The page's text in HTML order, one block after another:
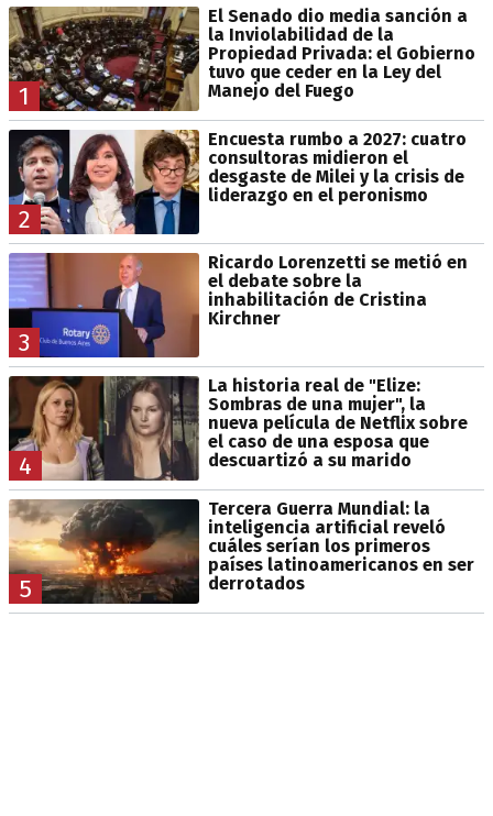
1
El Senado dio media sanción a
la Inviolabilidad de la
Propiedad Privada: el Gobierno
tuvo que ceder en la Ley del
Manejo del Fuego
2
Encuesta rumbo a 2027: cuatro
consultoras midieron el
desgaste de Milei y la crisis de
liderazgo en el peronismo
3
Ricardo Lorenzetti se metió en
el debate sobre la
inhabilitación de Cristina
Kirchner
4
La historia real de "Elize:
Sombras de una mujer", la
nueva película de Netflix sobre
el caso de una esposa que
descuartizó a su marido
5
Tercera Guerra Mundial: la
inteligencia artificial reveló
cuáles serían los primeros
países latinoamericanos en ser
derrotados